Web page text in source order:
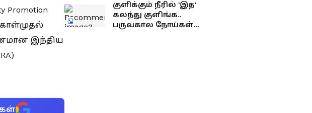
இந்திய
யாருடன் பார்த்தார்
தெரியுமா?
குளிக்கும் நீரில் 'இத'
கலந்து குளிங்க..
பருவகால நோய்கள்